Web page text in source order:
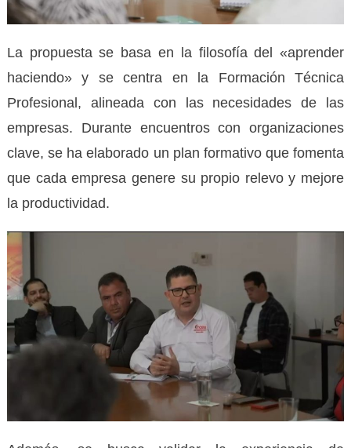
La propuesta se basa en la filosofía del «aprender
haciendo» y se centra en la Formación Técnica
Profesional, alineada con las necesidades de las
empresas. Durante encuentros con organizaciones
clave, se ha elaborado un plan formativo que fomenta
que cada empresa genere su propio relevo y mejore
la productividad.